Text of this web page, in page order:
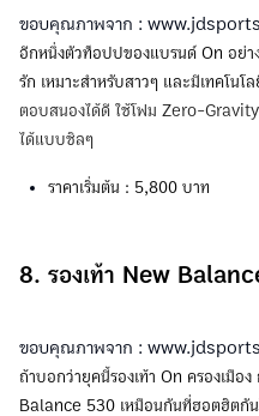
ขอบคุณภาพจาก :
อีกหนึ่งตัวท็อปปของแบรนด์ On อย่
รัก เหมาะสำหรับสาวๆ และมีเทคโนโล
ตอบสนองได้ดี ใช้โฟม Zero-Gravity
ได้แบบชิลๆ
ราคาเริ่มต้น : 5,800 บาท
8. รองเท้า New
ขอบคุณภาพจาก :
ถ้าบอกว่ายุคนี้รองเท้า On ครองเมื
Balance 530 เหมือนกันที่ฮอตฮิตกัน